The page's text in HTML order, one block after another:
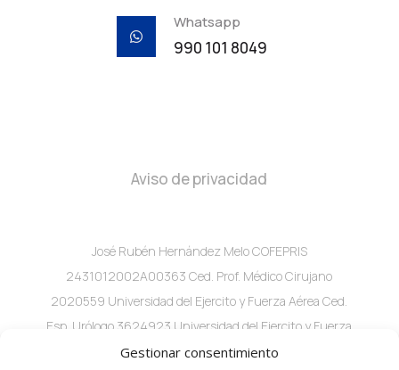
Gestionar consentimiento

Whatsapp
990 101 8049
Aviso de privacidad
José Rubén Hernández Melo COFEPRIS
2431012002A00363 Ced. Prof. Médico Cirujano
2020559 Universidad del Ejercito y Fuerza Aérea Ced.
Esp. Urólogo 3624923 Universidad del Ejercito y Fuerza
Aérea C. 60 #282A x 29 Local 2 consultorio 1 Col.